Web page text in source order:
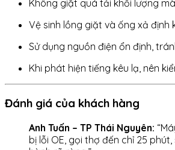
Không giặt quá tải khối lượng
Vệ sinh lồng giặt và ống xả định
Sử dụng nguồn điện ổn định,
Khi phát hiện tiếng kêu lạ, nên
Đánh giá của khách hàng
Anh Tuấn – TP Thái Nguyên:
bị lỗi OE, gọi thợ đến chỉ 25